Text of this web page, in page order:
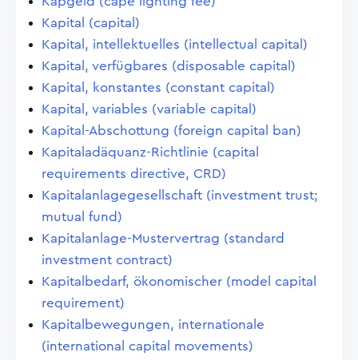
Kapital (capital)
Kapital, intellektuelles (intellectual capital)
Kapital, verfügbares (disposable capital)
Kapital, konstantes (constant capital)
Kapital, variables (variable capital)
Kapital-Abschottung (foreign capital ban)
Kapitaladäquanz-Richtlinie (capital
requirements directive, CRD)
Kapitalanlagegesellschaft (investment trust;
mutual fund)
Kapitalanlage-Mustervertrag (standard
investment contract)
Kapitalbedarf, ökonomischer (model capital
requirement)
Kapitalbewegungen, internationale
(international capital movements)